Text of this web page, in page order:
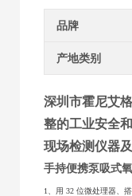
品牌
产地类别
深圳市霍尼艾
整的工业安全
现场检测仪器
手持便携泵吸式
1、用 32 位微处理器、